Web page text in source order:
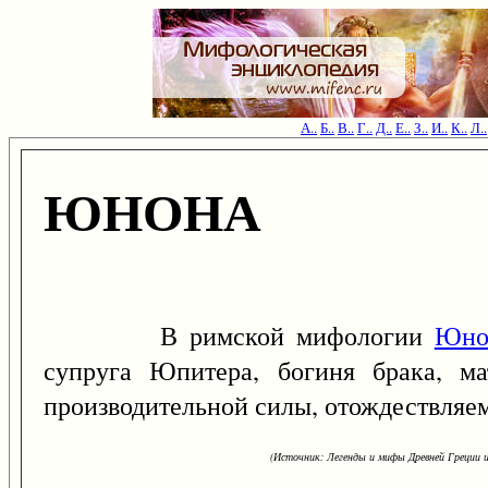
А..Б..В..Г..Д..Е..З..И..К..Л..
ЮНОНА
В римской мифологии
супруга Юпитера, богиня брака,
производительной силы,
(Источник: Легенды и мифы Древней